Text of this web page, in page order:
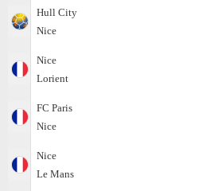
Hull City
Nice
Nice
Lorient
FC Paris
Nice
Nice
Le Mans